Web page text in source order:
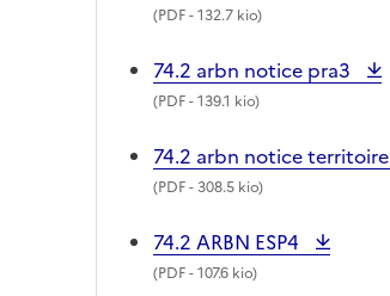
(PDF- 132.7 kio)
74.2 arbn notice pra3
(PDF- 139.1 kio)
74.2 arbn notice territoire
(PDF- 308.5 kio)
74.2 ARBN ESP4
(PDF- 107.6 kio)